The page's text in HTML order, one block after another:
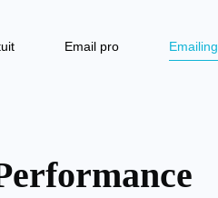
Email pro Emailing